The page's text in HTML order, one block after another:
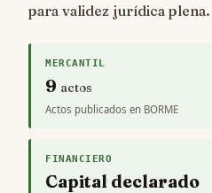
para validez jurídica plena.
MERCANTIL
9 actos
Actos publicados en BORME
FINANCIERO
Capital declarado